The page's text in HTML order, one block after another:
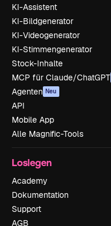
KI-Assistent
KI-Bildgenerator
KI-Videogenerator
KI-Stimmengenerator
Stock-Inhalte
MCP für Claude/ChatGPT
Agenten Neu
API
Mobile App
Alle Magnific-Tools
Loslegen
Academy
Dokumentation
Support
AGB